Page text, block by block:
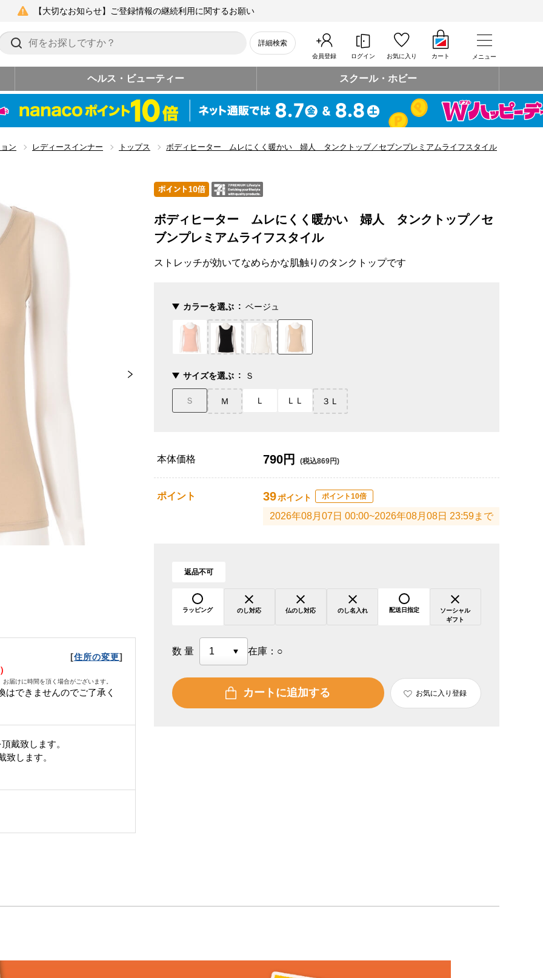
【大切なお知らせ】ご登録情報の継続利用に関するお願い
詳細検索
会員登録 ログイン お気に入り カート メニュー
ヘルス・ビューティー スクール・ホビー
ン レディースインナー トップス ボディヒーター ムレにくく暖かい 婦人 タンクトップ／セブンプレミアムライフスタイル
[住所の変更]
届けに時間を頂く場合がございます。
はできませんのでご了承く
戴致します。
致します。
ボディヒーター ムレにくく暖かい 婦人 タンクトップ／セ
ブンプレミアムライフスタイル
ストレッチが効いてなめらかな肌触りのタンクトップです
カラーを選ぶ ベージュ
サイズを選ぶ Ｓ
Ｓ Ｍ Ｌ ＬＬ ３Ｌ
本体価格 790円 (税込869円)
ポイント 39ポイント ポイント10倍
2026年08月07日 00:00~2026年08月08日 23:59まで
返品不可
ラッピング のし対応 仏のし対応 のし名入れ 配送日指定
ソーシャル
ギフト
数量 在庫： ○
カートに追加する お気に入り登録